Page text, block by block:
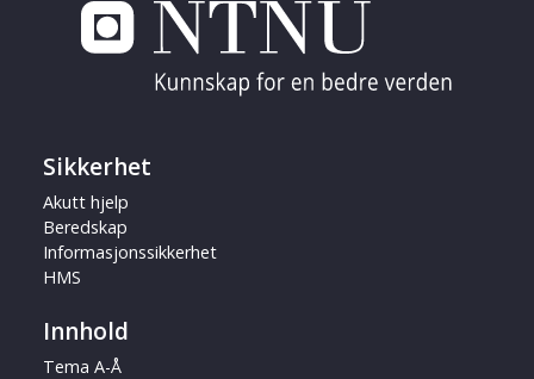
Sikkerhet
Akutt hjelp
Beredskap
Informasjonssikkerhet
HMS
Innhold
Tema A-Å